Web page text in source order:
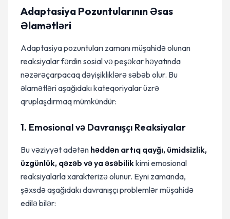
Adaptasiya Pozuntularının Əsas
Əlamətləri
Adaptasiya pozuntuları zamanı müşahidə olunan
reaksiyalar fərdin sosial və peşəkar həyatında
nəzərəçarpacaq dəyişikliklərə səbəb olur. Bu
əlamətləri aşağıdakı kateqoriyalar üzrə
qruplaşdırmaq mümkündür:
1. Emosional və Davranışçı Reaksiyalar
Bu vəziyyət adətən həddən artıq qayğı, ümidsizlik,
üzgünlük, qəzəb və ya əsəbilikkimi emosional
reaksiyalarla xarakterizə olunur. Eyni zamanda,
şəxsdə aşağıdakı davranışçı problemlər müşahidə
edilə bilər: